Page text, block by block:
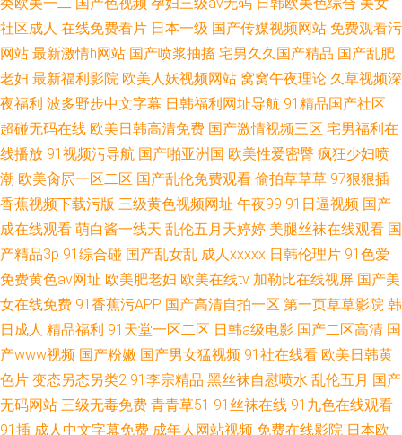
社区成人 在线免费看片 日本一级 国产传媒视频网站 免费观看污
网站 最新激情h网站 国产喷浆抽搐 宅男久久国产精品 国产乱肥
老妇 最新福利影院 欧美人妖视频网站 窝窝午夜理论 久草视频深
夜福利 波多野步中文字幕 日韩福利网址导航 91精品国产社区
超碰无码在线 欧美日韩高清免费 国产激情视频三区 宅男福利在
线播放 91视频污导航 国产啪亚洲国 欧美性爱密臀 疯狂少妇喷
潮 欧美肏屄一区二区 国产乱伦免费观看 偷拍草草草 97狠狠插
香蕉视频下载污版 三级黄色视频网址 午夜99 91日逼视频 国产
成在线观看 萌白酱一线天 乱伦五月天婷婷 美腿丝袜在线观看 国
产精品3p 91综合碰 国产乱女乱 成人xxxxx 日韩伦理片 91色爱
免费黄色av网址 欧美肥老妇 欧美在线tv 加勒比在线视屏 国产美
女在线免费 91香蕉污APP 国产高清自拍一区 第一页草草影院 韩
日成人 精品福利 91天堂一区二区 日韩a级电影 国产二区高清 国
产www视频 国产粉嫩 国产男女猛视频 91社在线看 欧美日韩黄
色片 变态另态另类2 91李宗精品 黑丝袜自慰喷水 乱伦五月 国产
无码网站 三级无毒免费 青青草51 91丝袜在线 91九色在线观看
91插 成人中文字幕免费 成年人网站视频 免费在线影院 日本欧